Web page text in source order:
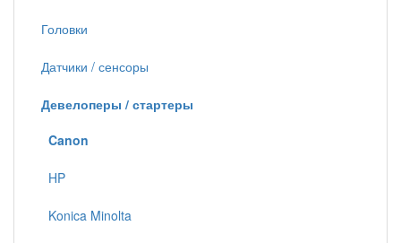
Головки
Датчики / сенсоры
Девелоперы / стартеры
Canon
HP
Konica Minolta